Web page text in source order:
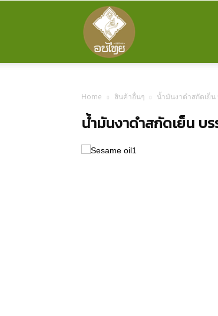
อบ
ไทย
Home สินค้าอื่นๆ น้ำมันงาดำสกัดเย็
น้ำมันงาดำสกัดเย็น บ